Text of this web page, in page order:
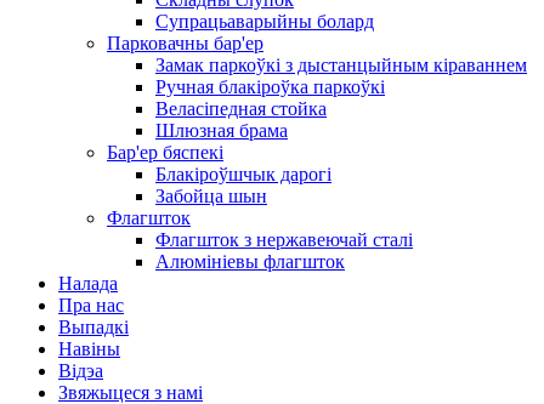
Супрацьаварыйны болард
Парковачны бар'ер
Замак паркоўкі з дыстанцыйным кіраваннем
Ручная блакіроўка паркоўкі
Веласіпедная стойка
Шлюзная брама
Бар'ер бяспекі
Блакіроўшчык дарогі
Забойца шын
Флагшток
Флагшток з нержавеючай сталі
Алюмініевы флагшток
Налада
Пра нас
Выпадкі
Навіны
Відэа
Звяжыцеся з намі